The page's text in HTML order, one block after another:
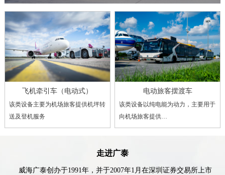
飞机牵引车（电动式）
该类设备主要为机场旅客提供机坪转
送及登机服务
电动旅客摆渡车
该类设备以纯电能为动力，主要用于
向机场旅客提供…
走进广泰
威海广泰创办于1991年，并于2007年1月在深圳证券交易所上市